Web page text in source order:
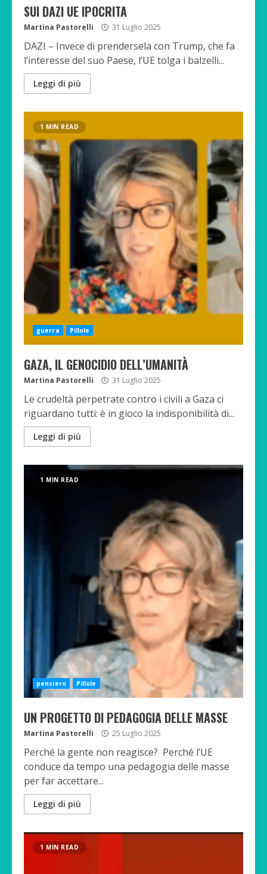
SUI DAZI UE IPOCRITA
Martina Pastorelli 31 Luglio 2025
DAZI – Invece di prendersela con Trump, che fa
l’interesse del suo Paese, l’UE tolga i balzelli...
Leggi di più
1 MIN READ
guerra Pillole
GAZA, IL GENOCIDIO DELL’UMANITÀ
Martina Pastorelli 31 Luglio 2025
Le crudeltà perpetrate contro i civili a Gaza ci
riguardano tutti: è in gioco la indisponibilità di...
Leggi di più
1 MIN READ
pensiero Pillole
UN PROGETTO DI PEDAGOGIA DELLE MASSE
Martina Pastorelli 25 Luglio 2025
Perché la gente non reagisce? Perché l’UE
conduce da tempo una pedagogia delle masse
per far accettare...
Leggi di più
1 MIN READ